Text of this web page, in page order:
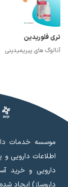
تری فلوریدین
آنالوگ های پیریمیدینی
موسسه خدمات
اطلاعات دارویی
دارویی و خرید
داروساز) ایجاد